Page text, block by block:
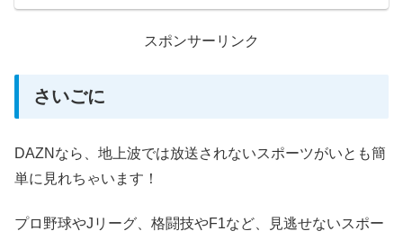
スポンサーリンク
さいごに
DAZNなら、地上波では放送されないスポーツがいとも簡
単に見れちゃいます！
プロ野球やJリーグ、格闘技やF1など、見逃せないスポー